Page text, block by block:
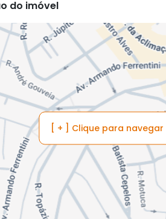
do imóvel
[ + ] Clique para